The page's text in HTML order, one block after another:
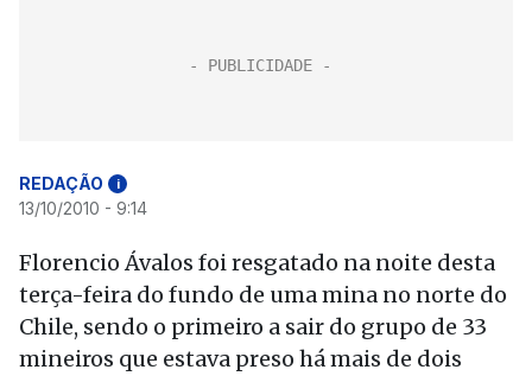
REDAÇÃO i
13/10/2010 - 9:14
Florencio Ávalos foi resgatado na noite desta
terça-feira do fundo de uma mina no norte do
Chile, sendo o primeiro a sair do grupo de 33
mineiros que estava preso há mais de dois